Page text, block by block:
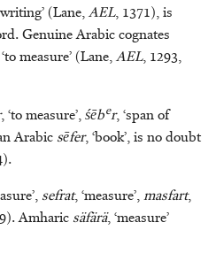
(Lane,AEL, 1371), is
Genuine Arabic cognates
measure’ (Lane,AEL, 1293,
, ‘to measure’,śēber, ‘span of
Arabic sēfer, ‘book’, is no doubt
sefrat, ‘measure’,masfart,
Amharic säfärä, ‘measure’